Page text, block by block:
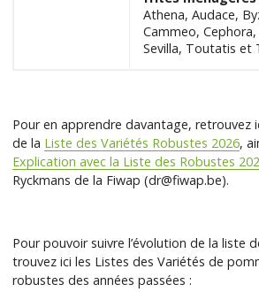
Athena, Audace,
Cammeo,
Sevilla, Toutatis et
Pour en apprendre davantage, retrouvez
de la Liste des Variétés Robustes 2026,
Explication avec la Liste des Robustes
Ryckmans de la Fiwap (dr@fiwap.be).
Pour pouvoir suivre l’évolution de la liste
trouvez ici les Listes des Variétés de
robustes des années passées :